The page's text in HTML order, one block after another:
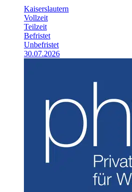
Kaiserslautern
Vollzeit
Teilzeit
Befristet
Unbefristet
30.07.2026